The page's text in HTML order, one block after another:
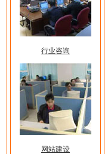
行业咨询
网站建设